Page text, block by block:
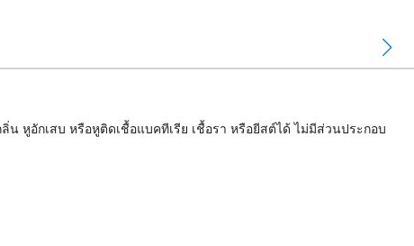
หูอักเสบ หรือหูติดเชื้อแบคทีเรีย เชื้อรา หรือยีสต์ได้ ไม่มีส่วนประกอบ